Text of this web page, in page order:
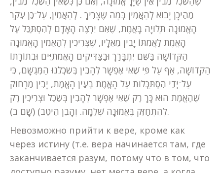
מֵהֵיכָן יָבוֹא לְהַאֲמִין בְּמַה שֶּׁצָּרִיךְ . לְהַאֲמִין, עַל־כֵּן עִקַּר
הָאֱמוּנָה תְּלוּיָה בָּאֱמֶת, שֶׁאִם יִרְצֶה הָאָדָם לְהִסְתַּכֵּל עַל
הָאֱמֶת לַאֲמִתּוֹ יָבִין מֵאֵלָיו, שֶׁצְּרִיכִין לְהַאֲמִין הָאֱמוּנָה
הַקְּדוֹשָׁה בַּשֵּׁם יִתְבָּרַךְ וּבַצַּדִּיקִים הָאֲמִתִּיִּים וּבְתוֹרָתוֹ
הַקְּדוֹשָׁה, אַף עַל פִּי שֶׁאִי אֶפְשָׁר לְהָבִין בְּשִׂכְלֵנוּ הַמְּגֻשָּׁם, כִּי
עַל־יְדֵי הִסְתַּכְּלוּת עַל הָאֱמֶת בְּעֵין הָאֱמֶת, יָבִין מֵרָחוֹק
שֶׁהַאֱמֶת הוּא כָּךְ רַק שֶׁאִי אֶפְשָׁר לְהָבִין בְּשֵׂכֶל וּצְרִיכִין רַק
לְהִתְחַזֵּק בֶּאֱמוּנָה שְׁלֵמָה. וְהָבֵן הֵיטֵב) (שָׁם ב).
Невозможно прийти к вере, кроме как
через истину (т.е. вера начинается там, где
заканчивается разум, потому что в том, что